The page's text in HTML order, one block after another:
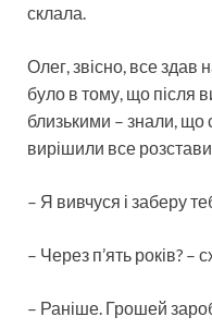
склала.
Олег, звісно, все здав
було в тому, що після
близькими – знали, що
вирішили все
– Я вивчуся і заберу
– Через п’ять років? –
– Раніше. Грошей